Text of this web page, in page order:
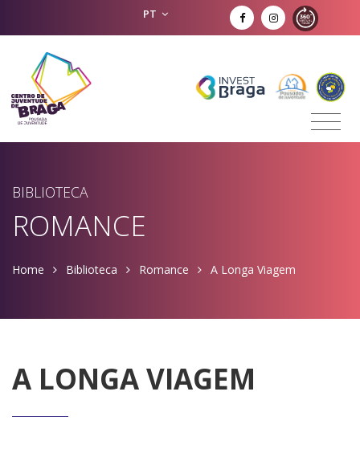
PT
BIBLIOTECA
ROMANCE
Home Biblioteca Romance A Longa Viagem
A LONGA VIAGEM